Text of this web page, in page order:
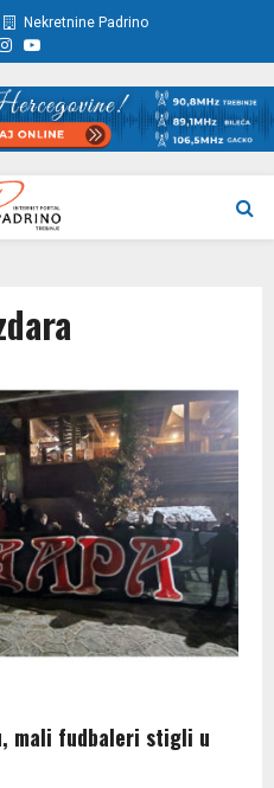
Nekretnine Padrino
Instagram
Youtube
mali fudbaleri stigli u